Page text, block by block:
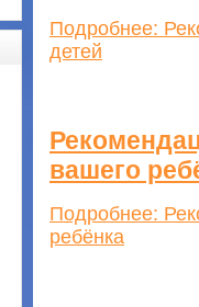
Подробнее:
детей
вашего
Подробнее:
ребёнка